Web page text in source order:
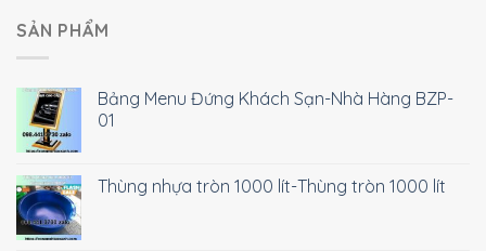
SẢN PHẨM
Bảng Menu Đứng Khách Sạn-Nhà Hàng BZP-
01
Thùng nhựa tròn 1000 lít-Thùng tròn 1000 lít